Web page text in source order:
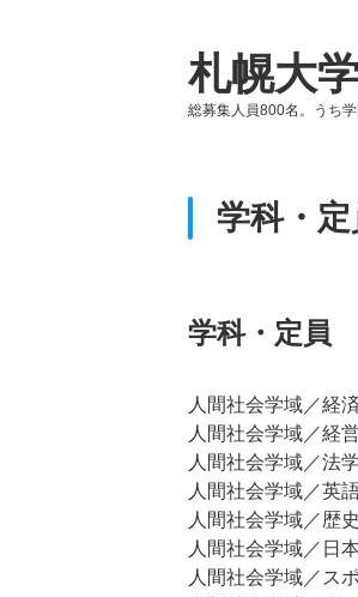
札幌大
総募集人員800名。うち
学科・
学科・定員
人間社会学域／経
人間社会学域／経
人間社会学域／法
人間社会学域／英
人間社会学域／歴
人間社会学域／日
人間社会学域／ス